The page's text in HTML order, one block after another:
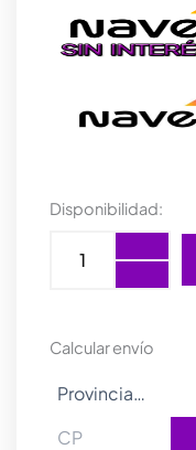
Disponibilidad:
MOUSE
FYDA
MULTIDISPOSITIVO
WIRELESS
Calcular envío